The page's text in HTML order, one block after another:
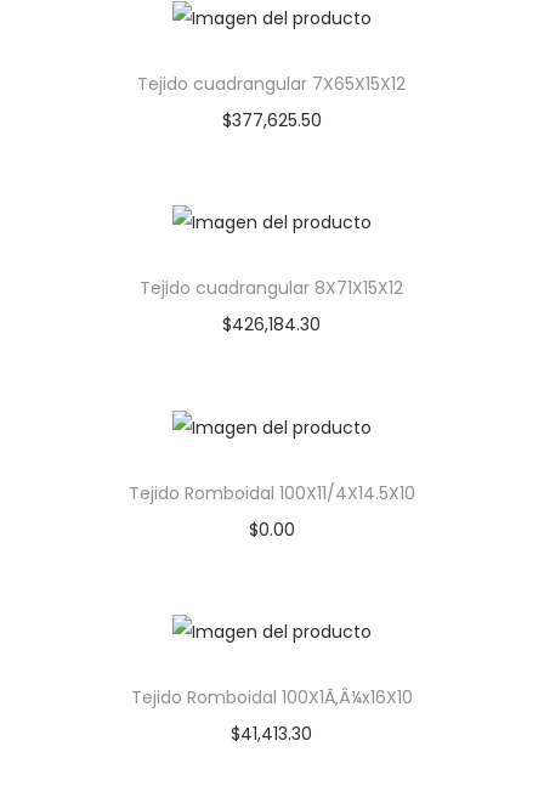
Tejido cuadrangular 7X65X15X12
$377,625.50
Tejido cuadrangular 8X71X15X12
$426,184.30
Tejido Romboidal 100X11/4X14.5X10
$0.00
Tejido Romboidal 100X1Ã‚Â¼x16X10
$41,413.30